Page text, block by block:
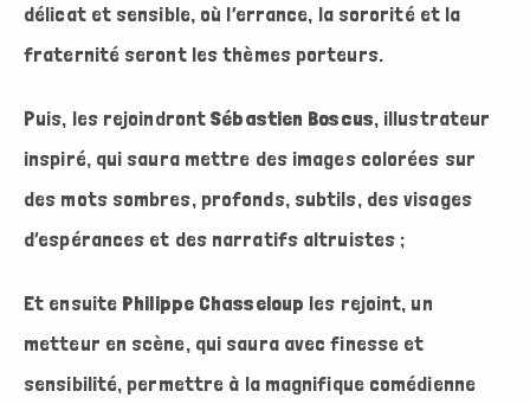
délicat et sensible, où l’errance, la sororité et la
fraternité seront les thèmes porteurs.
Puis, les rejoindrontSébastien Boscus, illustrateur
inspiré, qui saura mettre des images colorées sur
des mots sombres, profonds, subtils, des visages
d’espérances et des narratifs altruistes ;
Et ensuite Philippe Chasseloup les rejoint, un
metteur en scène, qui saura avec finesse et
sensibilité, permettre à la magnifique comédienne